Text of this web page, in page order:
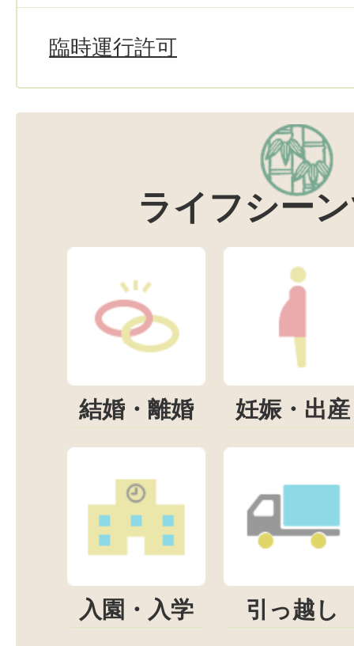
臨時運行許可
ライフシー
結婚・離婚 妊娠・出産
入園・入学 引っ越し